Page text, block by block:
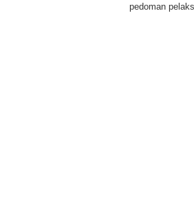
pedoman